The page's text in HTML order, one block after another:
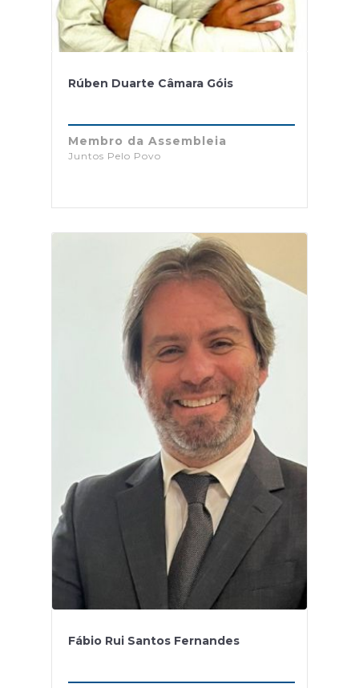
Rúben Duarte Câmara Góis
Membro da Assembleia
Juntos Pelo Povo
Fábio Rui Santos Fernandes